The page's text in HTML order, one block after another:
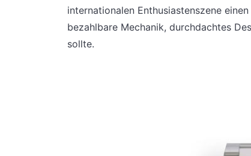
internationalen Enthusiastenszene
bezahlbare Mechanik, durchdachtes
sollte.